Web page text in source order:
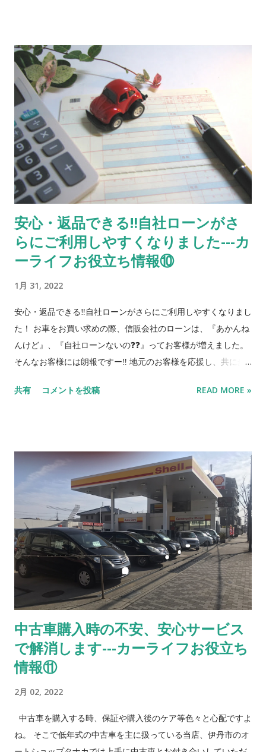
H28年！ 5 フレアワゴン マツダ 白 上位モデルの カスタムス
タイル！背高スライドドア！ 6 デイズルークス ニッサン 黒
NEW‼ 背高両側電動スライド！２年車検付！ 7 デイズ ニッ
サン 銀 走行６万キロ！ 8 ピクシスエポック トヨタ 白 走行
５万キロ！車検もたっぷり！商用にも私用にも！ 9 クリッパー
ニッサン 銀 NEW‼ 軽商用バン！お仕事の車お探しの方 10 デ
イズ ニッサン 黒 H29、ナビ、TV、ドライブレコーダー！ 11
フリード ホンダ 銀 希少な8人乗り！両側スライドドア！ 12 N-
BOX スズキ 薄青 車椅子仕様で後席付き！通常車両としてもス
ライドドアが便利！ 13 N-BOX スズキ 茶 NEW‼ 2年車検付
でお求めやすい値段！ 14 エブリィ スズキ 白 売約済 人気の
軽商用バン！ 15 タント ダイハツ 金 売約済 スライドドアで絶
大な人気！ 16 デミオ マツダ 銀 根強い人気のコンパクトカー！
（普通自動車） 17 N-BOX ホンダ 黒 売約済 両側電動スライ
ド！２年車検付！ 18 トッポ 三菱 黒 売約済 元祖ハイトワゴ
色 特徴 1 アルト ホンダ 茶 低走行のアルト！ 2 N-WGN ホンダ
安心・返品できる‼自社ローンがさ
らにご利用しやすくなりました---カ
ーライフお役立ち情報⑩
1月 31, 2022
安心・返品できる‼自社ローンがさらにご利用しやすくなりまし
た！ お車をお買い求めの際、信販会社のローンは、『あかんね
んけど』、『自社ローンないの❓❓』ってお客様が増えました。
そんなお客様には朗報ですー‼️ 地元のお客様を応援し、共に歩
しました。 信販会社のローンの審査の不安な方にも安心して中
原本弊社預かり（完済時に原本返却） 4. 分割回数の最長
10 回（毎月払い。完済期限は車検満了まで） 5. 分割手数
料：支払総額の 10 〜 30% 6. 完済期限までに返済できない
場合は車両を返却すること とし、支払済料金は車両使用料とし
て返金しない。 7. 故障の場合『修理』、『乗換』、『解
約』を自由に選択 * 但し、上項の6.7.は、車両引渡し時より著し
く車の価値が低下して いる場合は残債の返済、もしくは原状回
復費用を請求 8 ． 近隣エリアの方のみ 対象（来店必須）
9. 毎月のお支払は月末までのお振込（手数料お客様負
担） 10. 契約後届け出事項の変更（住所、勤務先、連絡先
等）が発生した場合は速やかに書面にて届け出ること *お客様
が希望される頭金、分割回数によって条件が変わります。 信用
情報 （社内審査） ➀ 所得証明書 ② 緊急連絡先 ➂
車両保管場所 まずはご相談を❗️ ＊ローンご希望の方
は、まずは信販会社...
共有 コメントを投稿 READ MORE »
中古車購入時の不安、安心サービス
で解消します---カーライフお役立ち
情報⑪
2月 02, 2022
中古車を購入する時、保証や購入後のケア等色々と心配ですよ
ね。 そこで低年式の中古車を主に扱っている当店、伊丹市のオ